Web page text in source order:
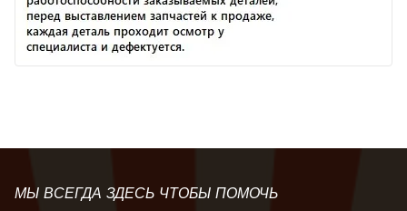
МЫ ВСЕГДА ЗДЕСЬ ЧТОБЫ ПОМОЧЬ